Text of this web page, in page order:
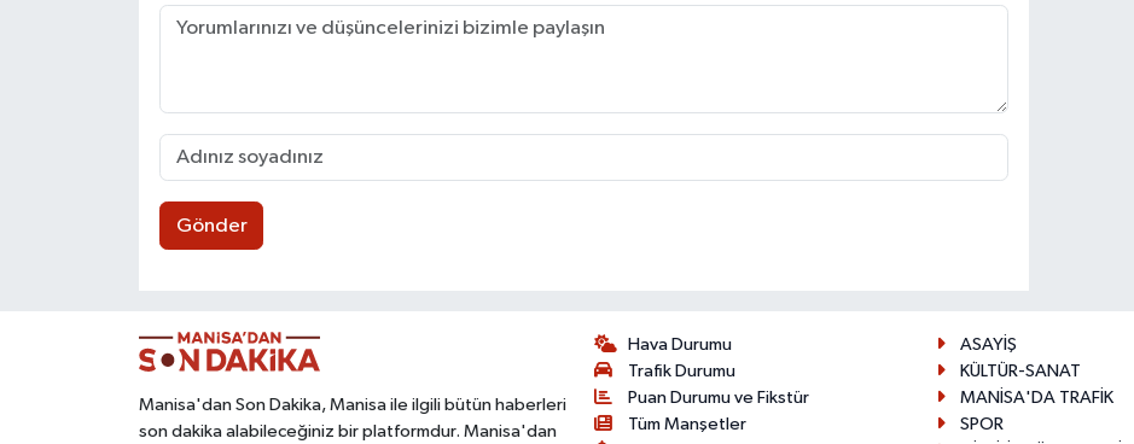
Gönder
Manisa'dan Son Dakika, Manisa ile ilgili bütün haberleri
son dakika alabileceğiniz bir platformdur. Manisa'dan
Hava Durumu
Trafik Durumu
Puan Durumu ve Fikstür
Tüm Manşetler
ASAYİŞ
KÜLTÜR-SANAT
MANİSA'DA TRAFİK
SPOR